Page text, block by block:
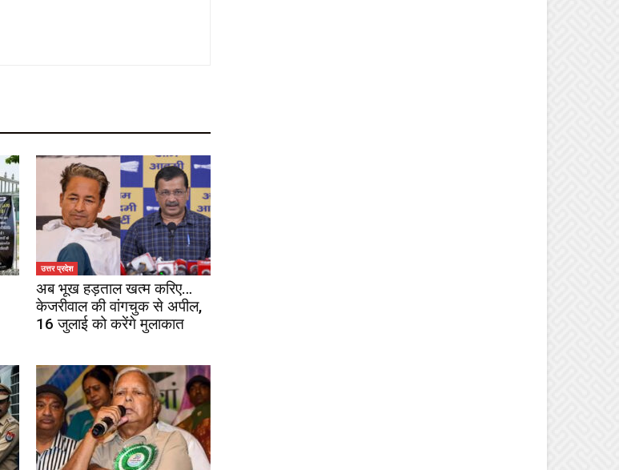
उत्तर प्रदेश
अब भूख हड़ताल खत्म करिए…
केजरीवाल की वांगचुक से अपील,
16 जुलाई को करेंगे मुलाकात